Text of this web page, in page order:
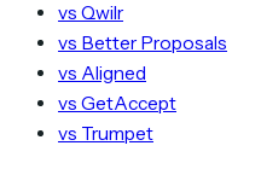
vs Qwilr
vs Better Proposals
vs Aligned
vs GetAccept
vs Trumpet